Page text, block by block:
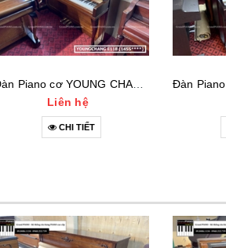
Liên hệ
CHI TIẾT